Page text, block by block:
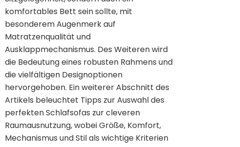
komfortables Bett sein sollte, mit
besonderem Augenmerk auf
Matratzenqualität und
Ausklappmechanismus. Des Weiteren wird
die Bedeutung eines robusten Rahmens und
die vielfältigen Designoptionen
hervorgehoben. Ein weiterer Abschnitt des
Artikels beleuchtet Tipps zur Auswahl des
perfekten Schlafsofas zur cleveren
Raumausnutzung, wobei Größe, Komfort,
Mechanismus und Stil als wichtige Kriterien